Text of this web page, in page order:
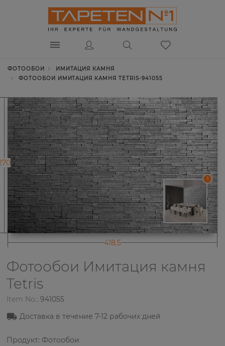
ФОТООБОИ
ИМИТАЦИЯ КАМНЯ
ФОТООБОИ ИМИТАЦИЯ КАМНЯ TETRIS-941055
1
418.5
Фотообои Имитация камня
Tetris
Item No.: 941055
Доставка в течение 7-12 рабочих дней
Продукт: Фотообои